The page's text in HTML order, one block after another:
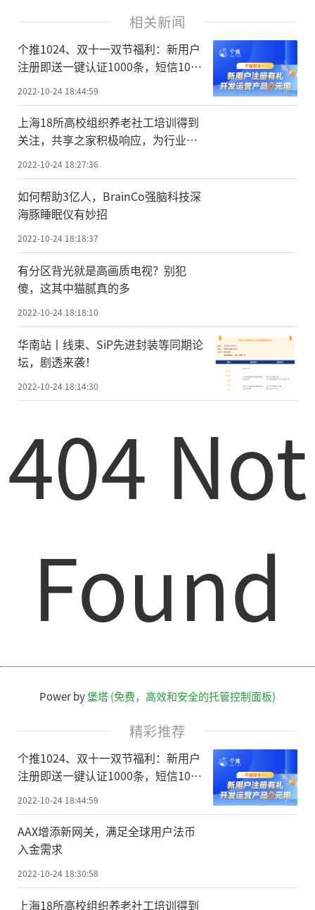
相关新闻
个推1024、双十一双节福利：新用户
注册即送一键认证1000条，短信100
2022-10-24 18:44:59
上海18所高校组织养老社工培训得到
关注，共享之家积极响应，为行业储
备青年人才
2022-10-24 18:27:36
如何帮助3亿人，BrainCo强脑科技深
海豚睡眠仪有妙招
2022-10-24 18:18:37
有分区背光就是高画质电视？别犯
傻，这其中猫腻真的多
2022-10-24 18:18:10
华南站丨线束、SiP先进封装等同期论
坛，剧透来袭！
2022-10-24 18:14:30
404 Not
Found
Power by堡塔 (免费，高效和安全的托管控制面板)
精彩推荐
个推1024、双十一双节福利：新用户
注册即送一键认证1000条，短信100
2022-10-24 18:44:59
AAX增添新网关，满足全球用户法币
入金需求
2022-10-24 18:30:58
上海18所高校组织养老社工培训得到